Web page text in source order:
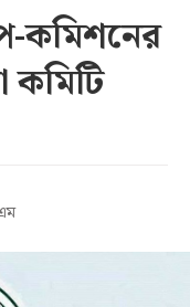
কমিশনের
কমিটি